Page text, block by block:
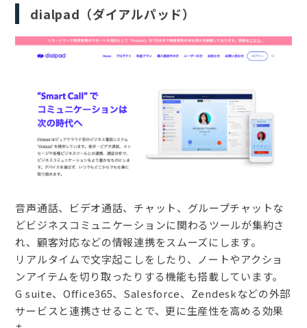
dialpad（ダイアルパッド）
音声通話、ビデオ通話、チャット、グループチャットな
どビジネスコミュニケーションに関わるツールが集約さ
れ、顧客対応などの情報連携をスムーズにします。
リアルタイムで文字起こしをしたり、ノートやアクショ
ンアイテムを切り取ったりする機能も搭載しています。
G suite、Office365、Salesforce、Zendeskなどの外部
サービスと連携させることで、更に生産性を高める効果